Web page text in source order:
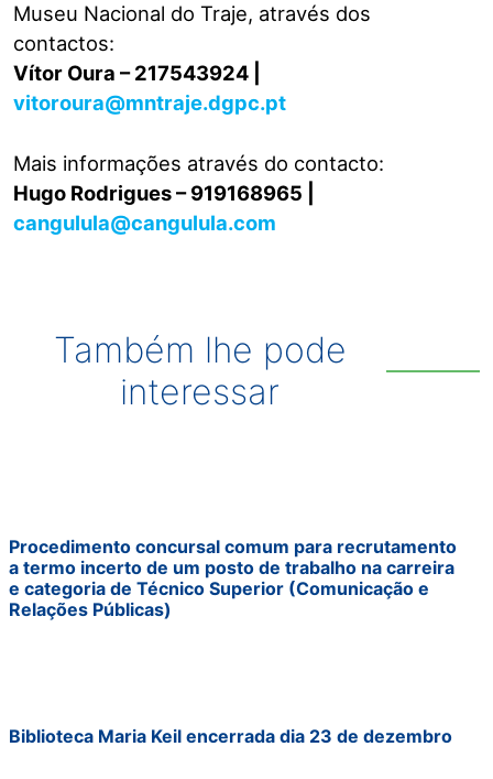
Museu Nacional do Traje, através dos
contactos:
Vítor Oura – 217543924 |
vitoroura@mntraje.dgpc.pt
Mais informações através do contacto:
Hugo Rodrigues – 919168965 |
cangulula@cangulula.com
Também lhe pode
interessar
Procedimento concursal comum para recrutamento
a termo incerto de um posto de trabalho na carreira
e categoria de Técnico Superior (Comunicação e
Relações Públicas)
Biblioteca Maria Keil encerrada dia 23 de dezembro